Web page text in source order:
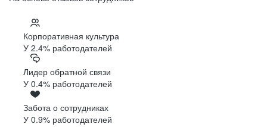
Корпоративная культура
У 2.4% работодателей
Лидер обратной связи
У 0.4% работодателей
Забота о сотрудниках
У 0.9% работодателей